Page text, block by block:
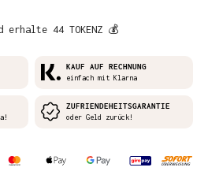
44 TOKENZ 💰
KAUF AUF RECHNUNG
einfach mit Klarna
ZUFRIENDEHEITSGARANTIE
oder Geld zurück!